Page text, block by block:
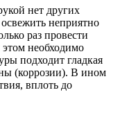
нет других
неприятно
раз провести
необходимо
подходит гладкая
(коррозии). В ином
вплоть до